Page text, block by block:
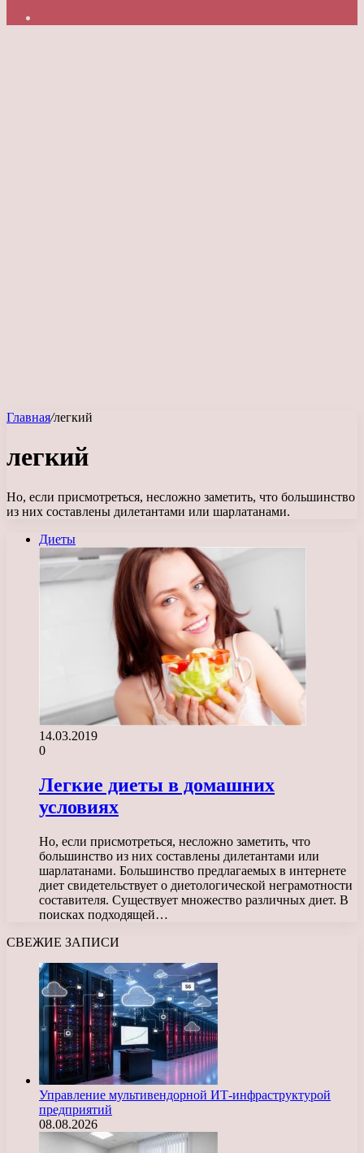
Главная/легкий
легкий
Но, если присмотреться, несложно заметить, что большинство
из них составлены дилетантами или шарлатанами.
Диеты
14.03.2019
0
Легкие диеты в домашних
условиях
Но, если присмотреться, несложно заметить, что
большинство из них составлены дилетантами или
шарлатанами. Большинство предлагаемых в интернете
диет свидетельствует о диетологической неграмотности
составителя. Существует множество различных диет. В
поисках подходящей…
СВЕЖИЕ ЗАПИСИ
Управление мультивендорной ИТ-инфраструктурой
предприятий
08.08.2026